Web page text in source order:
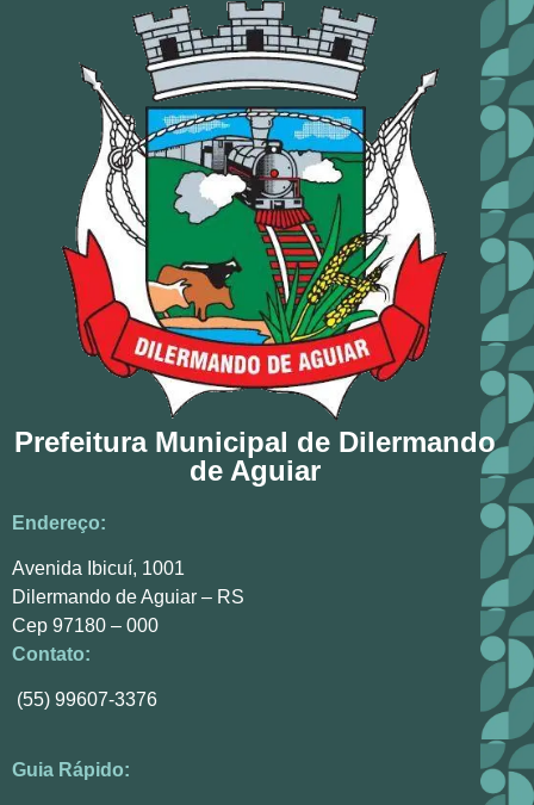
Prefeitura Municipal de Dilermando
de Aguiar
Endereço:
Avenida Ibicuí, 1001
Dilermando de Aguiar – RS
Cep 97180 – 000
Contato:
(55) 99607-3376
Guia Rápido: